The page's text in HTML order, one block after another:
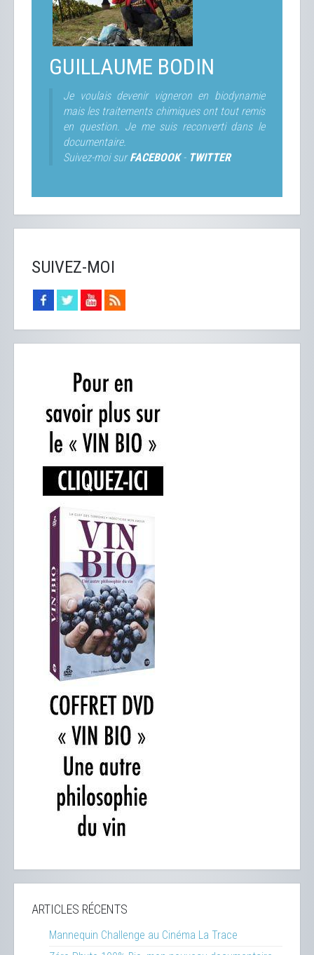
GUILLAUME BODIN
Je voulais devenir vigneron en biodynamie
mais les traitements chimiques ont tout remis
en question. Je me suis reconverti dans le
documentaire.
Suivez-moi surFACEBOOK- TWITTER
SUIVEZ-MOI
ARTICLES RÉCENTS
Mannequin Challenge au Cinéma La Trace